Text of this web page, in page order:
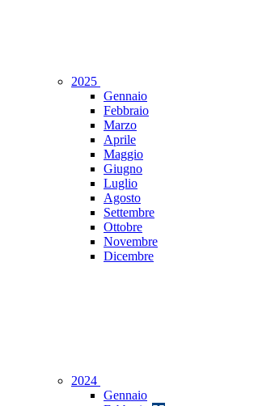
2025
Gennaio
Febbraio
Marzo
Aprile
Maggio
Giugno
Luglio
Agosto
Settembre
Ottobre
Novembre
Dicembre
2024
Gennaio